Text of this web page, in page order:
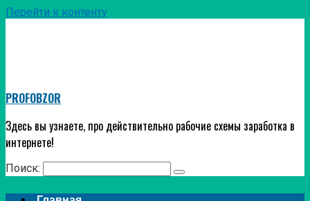
Перейти к контенту
PROFOBZOR
Здесь вы узнаете, про действительно рабочие схемы заработка в
интернете!
Поиск: